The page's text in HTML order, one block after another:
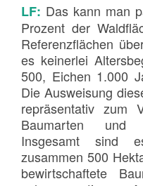
LF: Das kann man
Prozent der
Referenzflächen
es keinerlei
500, Eichen 1.000
Die Ausweisung
repräsentativ zum
Baumarten und
Insgesamt sind
zusammen 500
bewirtschaftete